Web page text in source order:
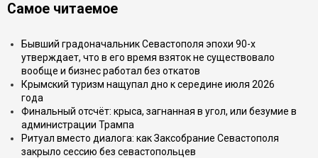
Самое читаемое
Бывший градоначальник Севастополя эпохи 90-х
утверждает, что в его время взяток не существовало
вообще и бизнес работал без откатов
Крымский туризм нащупал дно к середине июля 2026
года
Финальный отсчёт: крыса, загнанная в угол, или безумие в
администрации Трампа
Ритуал вместо диалога: как Заксобрание Севастополя
закрыло сессию без севастопольцев